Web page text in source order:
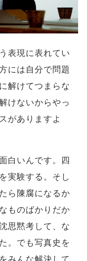
表現に表れてい
には自分で問題
解けてつまらな
けないからやっ
がありますよ
白いんです。四
実験する。そし
ら陳腐になるか
ものばかりだか
思黙考して、な
。でも写真史を